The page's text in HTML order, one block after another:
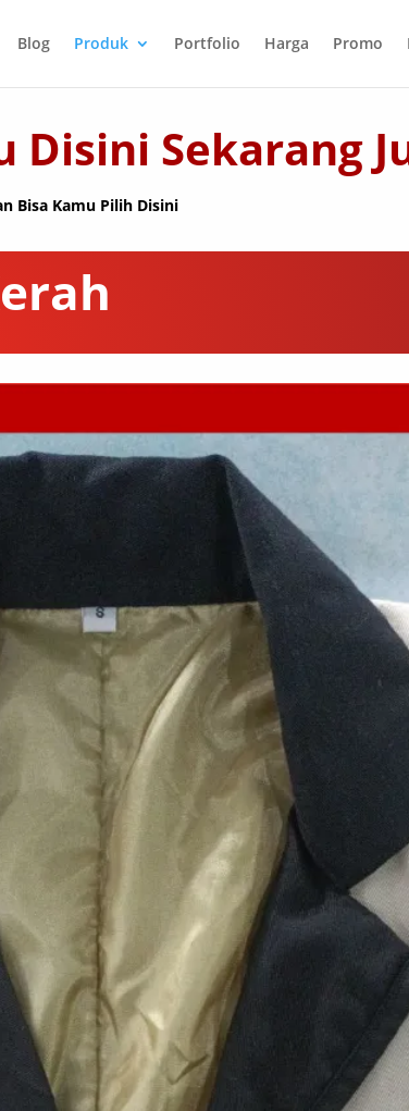
Blog Produk Portfolio Harga Promo
Sekarang
Bisa Kamu Pilih Disini